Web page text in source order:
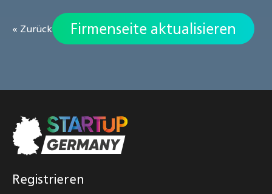
« Zurück Firmenseite aktualisieren
Registrieren